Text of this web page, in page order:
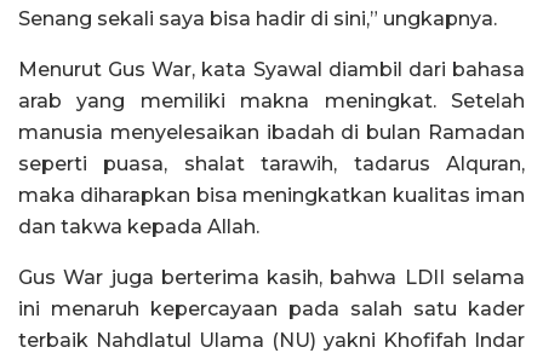
Senang sekali saya bisa hadir di sini,” ungkapnya.
Menurut Gus War, kata Syawal diambil dari bahasa
arab yang memiliki makna meningkat. Setelah
manusia menyelesaikan ibadah di bulan Ramadan
seperti puasa, shalat tarawih, tadarus Alquran,
maka diharapkan bisa meningkatkan kualitas iman
dan takwa kepada Allah.
Gus War juga berterima kasih, bahwa LDII selama
ini menaruh kepercayaan pada salah satu kader
terbaik Nahdlatul Ulama (NU) yakni Khofifah Indar